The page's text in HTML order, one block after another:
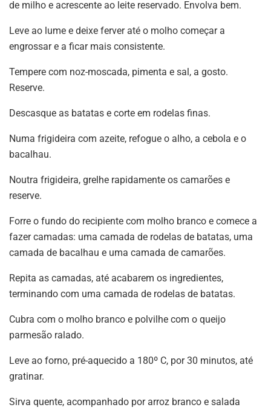
de milho e acrescente ao leite reservado. Envolva bem.
Leve ao lume e deixe ferver até o molho começar a
engrossar e a ficar mais consistente.
Tempere com noz-moscada, pimenta e sal, a gosto.
Reserve.
Descasque as batatas e corte em rodelas finas.
Numa frigideira com azeite, refogue o alho, a cebola e o
bacalhau.
Noutra frigideira, grelhe rapidamente os camarões e
reserve.
Forre o fundo do recipiente com molho branco e comece a
fazer camadas: uma camada de rodelas de batatas, uma
camada de bacalhau e uma camada de camarões.
Repita as camadas, até acabarem os ingredientes,
terminando com uma camada de rodelas de batatas.
Cubra com o molho branco e polvilhe com o queijo
parmesão ralado.
Leve ao forno, pré-aquecido a 180º C, por 30 minutos, até
gratinar.
Sirva quente, acompanhado por arroz branco e salada